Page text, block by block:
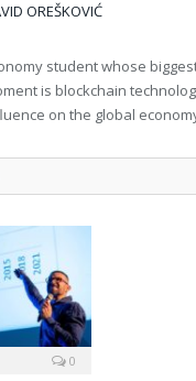
OREŠKOVIĆ
student whose
is blockchain
on the global
0